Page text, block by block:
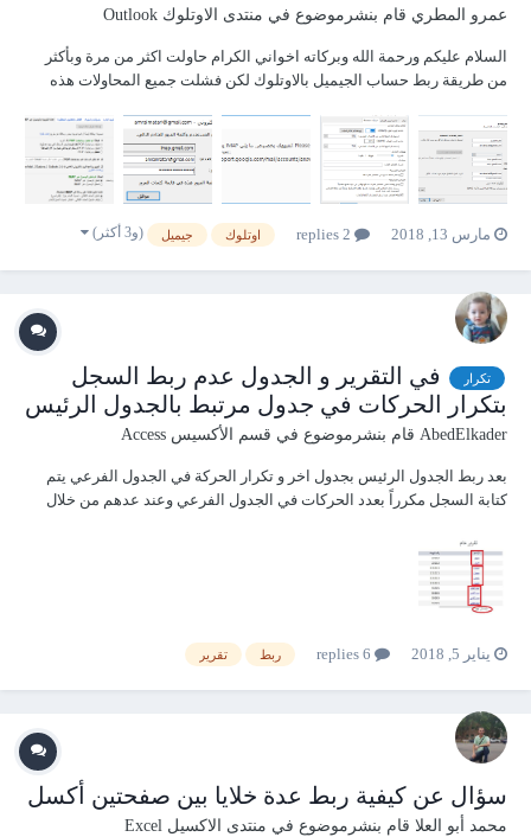
عمرو المطري قام بنشرموضوع في منتدى الاوتلوك Outlook
السلام عليكم ورحمة الله وبركاته اخواني الكرام حاولت اكثر من مرة وبأكثر
من طريقة ربط حساب الجيميل بالاوتلوك لكن فشلت جميع المحاولات هذه
خادم البريد الصادر ولم تفلح العملية تظه...
مارس 13, 2018 اوتلوك جيميل (و3 أكثر)
تكرار
في التقرير و الجدول عدم ربط السجل
بتكرار الحركات في جدول مرتبط بالجدول الرئيس
AbedElkader قام بنشرموضوع في قسم الأكسيس Access
بعد ربط الجدول الرئيس بجدول اخر و تكرار الحركة في الجدول الفرعي يتم
كتابة السجل مكرراً بعدد الحركات في الجدول الفرعي وعند عدهم من خلال
السجل و عد السجل كواحد يغض النظر عن عدد الحركات في الجدول الفرعي
وشكرا...
يناير 5, 2018 ربط تقرير
سؤال عن كيفية ربط عدة خلايا بين صفحتين أكسل
محمد أبو العلا قام بنشرموضوع في منتدى الاكسيل Excel